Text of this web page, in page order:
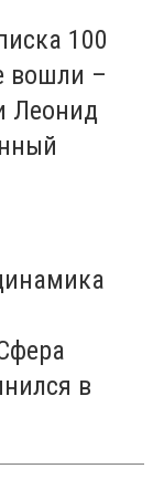
100
вошли –
Леонид
в